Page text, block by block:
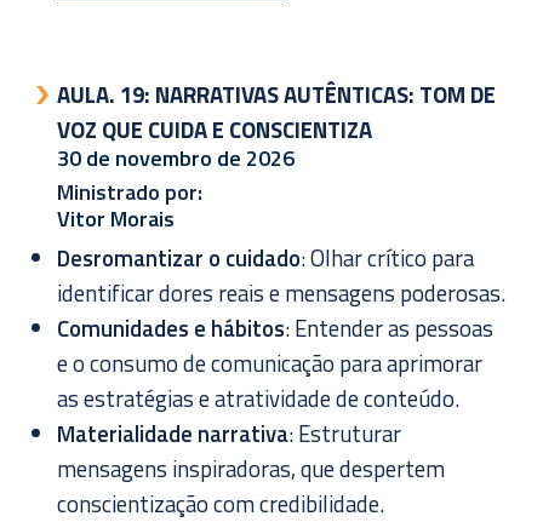
AULA. 19: NARRATIVAS AUTÊNTICAS: TOM DE
VOZ QUE CUIDA E CONSCIENTIZA
30 de novembro de 2026
Ministrado por:
Vitor Morais
Desromantizar o cuidado: Olhar crítico para
identificar dores reais e mensagens poderosas.
Comunidades e hábitos: Entender as pessoas
e o consumo de comunicação para aprimorar
as estratégias e atratividade de conteúdo.
Materialidade narrativa: Estruturar
mensagens inspiradoras, que despertem
conscientização com credibilidade.